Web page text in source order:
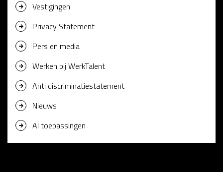
Vestigingen
Privacy Statement
Pers en media
Werken bij WerkTalent
Anti discriminatiestatement
Nieuws
AI toepassingen